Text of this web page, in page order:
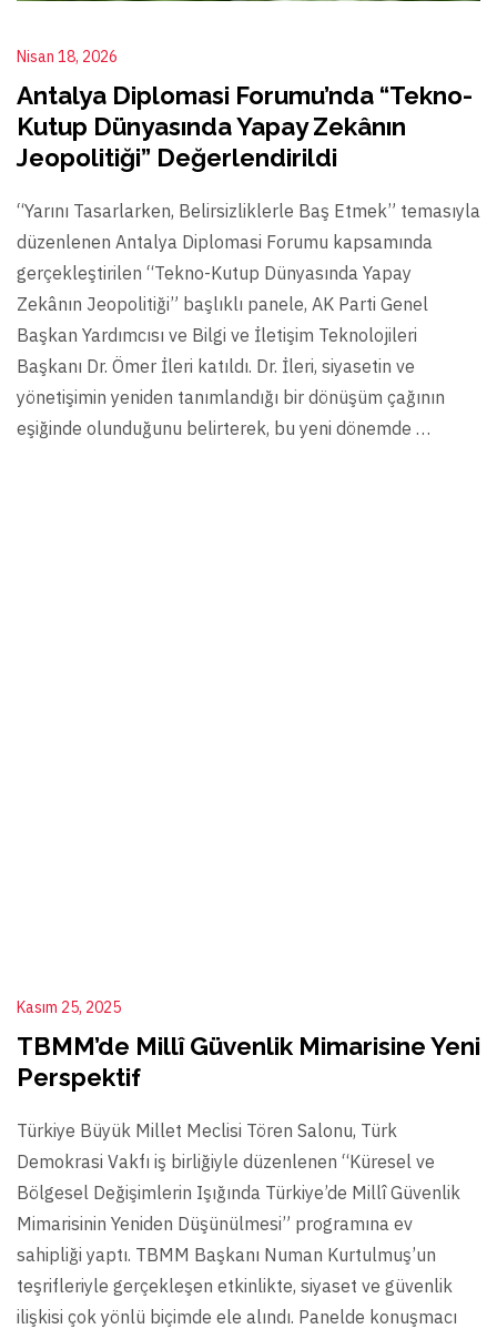
Nisan 18, 2026
Antalya Diplomasi Forumu’nda “Tekno-
Kutup Dünyasında Yapay Zekânın
Jeopolitiği” Değerlendirildi
“Yarını Tasarlarken, Belirsizliklerle Baş Etmek” temasıyla
düzenlenen Antalya Diplomasi Forumu kapsamında
gerçekleştirilen “Tekno-Kutup Dünyasında Yapay
Zekânın Jeopolitiği” başlıklı panele, AK Parti Genel
Başkan Yardımcısı ve Bilgi ve İletişim Teknolojileri
Başkanı Dr. Ömer İleri katıldı. Dr. İleri, siyasetin ve
yönetişimin yeniden tanımlandığı bir dönüşüm çağının
eşiğinde olunduğunu belirterek, bu yeni dönemde …
Kasım 25, 2025
TBMM’de Millî Güvenlik Mimarisine Yeni
Perspektif
Türkiye Büyük Millet Meclisi Tören Salonu, Türk
Demokrasi Vakfı iş birliğiyle düzenlenen “Küresel ve
Bölgesel Değişimlerin Işığında Türkiye’de Millî Güvenlik
Mimarisinin Yeniden Düşünülmesi” programına ev
sahipliği yaptı. TBMM Başkanı Numan Kurtulmuş’un
teşrifleriyle gerçekleşen etkinlikte, siyaset ve güvenlik
ilişkisi çok yönlü biçimde ele alındı. Panelde konuşmacı